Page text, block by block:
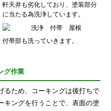
軒天井も劣化しており、塗装部分
に当たる為洗浄しています。
付帯部も洗っていきます。
グ作業
るため、コーキングは後打ちで
キングを行うことで、表面の塗